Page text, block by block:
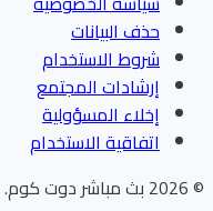
حذف البيانات
شروط الاستخدام
إرشادات المجتمع
إخلاء المسؤولية
اتفاقية الاستخدام
©
2026 بث مباشر دوت كوم.